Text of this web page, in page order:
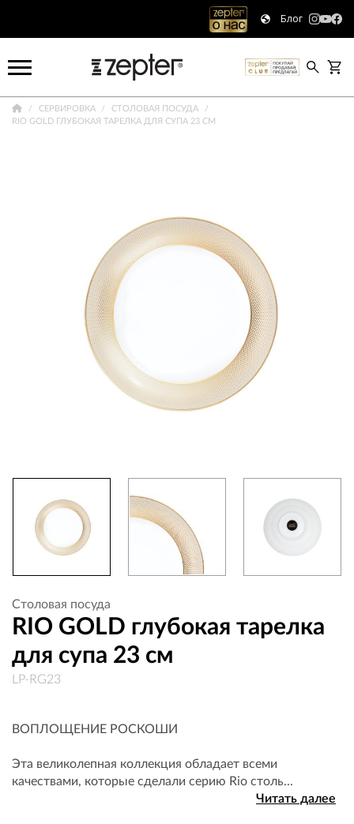
Блог
СЕРВИРОВКА
СТОЛОВАЯ ПОСУДА
RIO GOLD ГЛУБОКАЯ ТАРЕЛКА ДЛЯ СУПА 23 СМ
Столовая посуда
RIO GOLD глубокая тарелка
для супа 23 см
LP-RG23
ВОПЛОЩЕНИЕ РОСКОШИ
Эта великолепная коллекция обладает всеми
качествами, которые сделали серию Rio столь...
Читать далее